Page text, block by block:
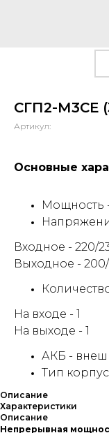
СГП2-М3СЕ
Артикул:
Основные
Мощность
Входное - 220/
Выходное -
На входе - 1
На выходе - 1
АКБ -
Тип
Описание
Характеристики
Описание
Непрерывная